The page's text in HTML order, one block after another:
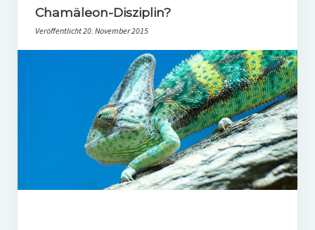
Chamäleon-Disziplin?
Veröffentlicht 20. November 2015